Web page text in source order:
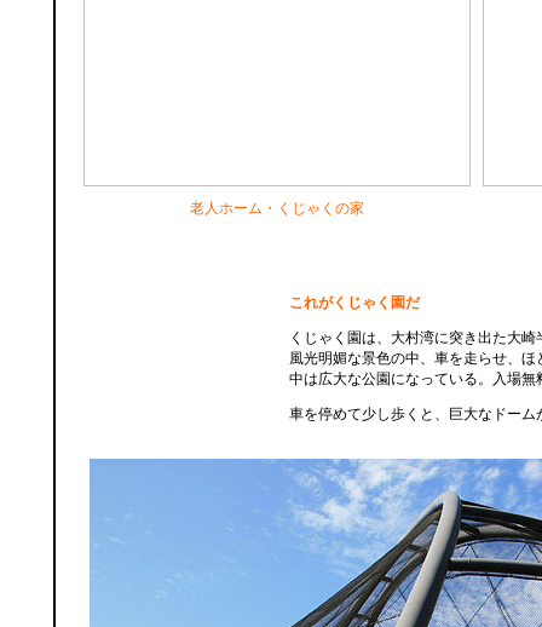
老人ホーム・くじゃくの家
これがくじゃく園だ
くじゃく園は、大村湾に突き出た大崎
風光明媚な景色の中、車を走らせ、ほ
中は広大な公園になっている。入場無
車を停めて少し歩くと、巨大なドーム